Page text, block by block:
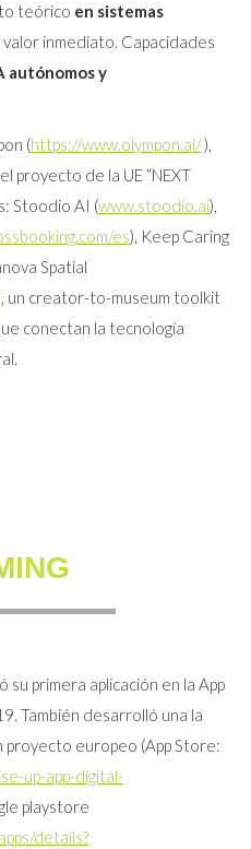
teórico en sistemas
inmediato. Capacidades
autónomos y
(https://www.olympon.ai/),
proyecto de la UE “NEXT
Stoodio AI (www.stoodio.ai),
es), Keep Caring
Spatial
un creator-to-museum toolkit
conectan la tecnología
su primera aplicación en la App
También desarrolló una la
proyecto europeo (App Store:
up-app-digital-
playstore
details?